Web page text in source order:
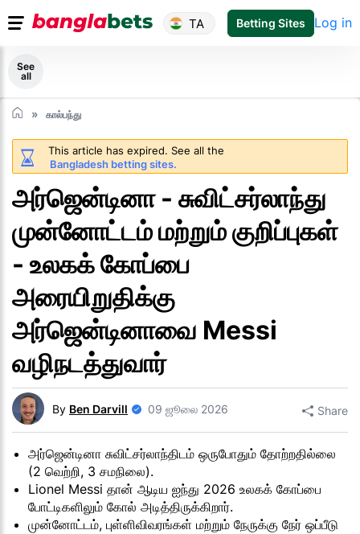
TA Betting Sites Log in
See
all
கால்பந்து
This article has expired. See all the
Bangladesh betting sites.
அர்ஜென்டினா - சுவிட்சர்லாந்து
முன்னோட்டம் மற்றும் குறிப்புகள்
- உலகக் கோப்பை
அரையிறுதிக்கு
அர்ஜென்டினாவை Messi
வழிநடத்துவார்
By Ben Darvill 09 ஜூலை 2026 Share
அர்ஜென்டினா சுவிட்சர்லாந்திடம் ஒருபோதும் தோற்றதில்லை
(2 வெற்றி, 3 சமநிலை).
Lionel Messi தான் ஆடிய ஐந்து 2026 உலகக் கோப்பை
போட்டிகளிலும் கோல் அடித்திருக்கிறார்.
முன்னோட்டம், புள்ளிவிவரங்கள் மற்றும் நேருக்கு நேர் ஒப்பீடு